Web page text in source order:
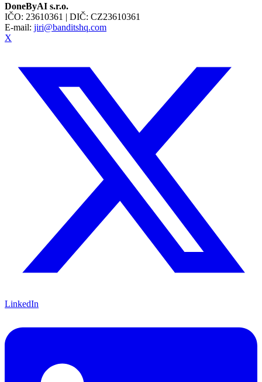
DoneByAI s.r.o.
IČO: 23610361 | DIČ: CZ23610361
E-mail: jiri@banditshq.com
X
LinkedIn